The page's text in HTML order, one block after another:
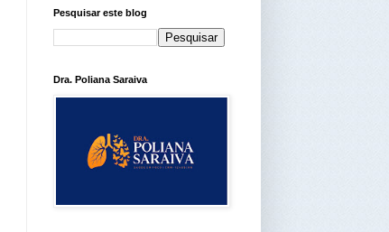
Pesquisar este blog
Dra. Poliana Saraiva